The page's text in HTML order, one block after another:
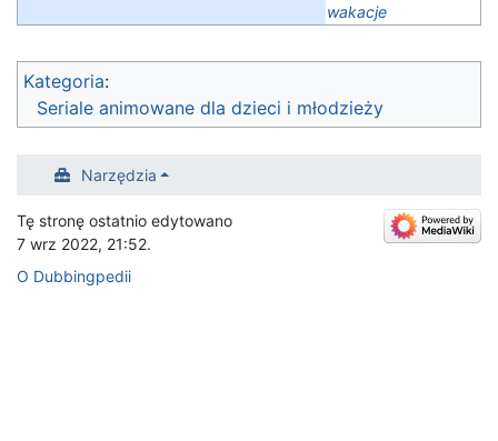
wakacje
Kategoria:
Seriale animowane dla dzieci i młodzieży
Narzędzia
Tę stronę ostatnio edytowano
7 wrz 2022, 21:52.
O Dubbingpedii